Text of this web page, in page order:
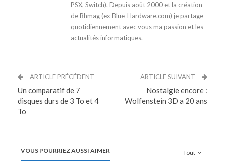
PSX, Switch). Depuis août 2000 et la création
de Bhmag (ex Blue-Hardware.com) je partage
quotidiennement avec vous ma passion et les
actualités informatiques.
ARTICLE PRÉCÉDENT
Un comparatif de 7
disques durs de 3 To et 4
To
ARTICLE SUIVANT
Nostalgie encore :
Wolfenstein 3D a 20 ans
Tout
VOUS POURRIEZ AUSSI AIMER